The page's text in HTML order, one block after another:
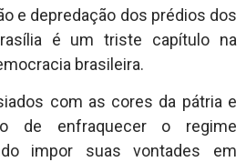
e depredação dos prédios dos
é um triste capítulo na
brasileira.
com as cores da pátria e
de enfraquecer o regime
impor suas vontades em